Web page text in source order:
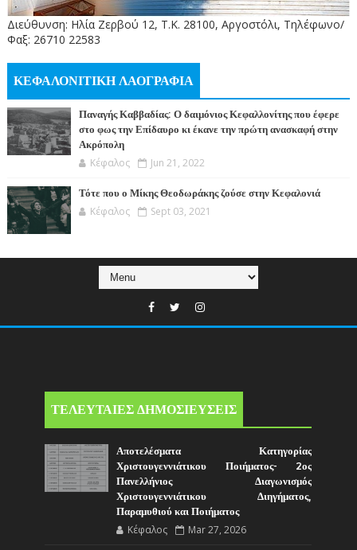
Διεύθυνση: Ηλία Ζερβού 12, Τ.Κ. 28100, Αργοστόλι, Τηλέφωνο/
Φαξ: 26710 22583
ΚΕΦΑΛΟΝΙΤΙΚΗ ΛΑΟΓΡΑΦΙΑ
Παναγής Καββαδίας: Ο δαιμόνιος Κεφαλλονίτης που έφερε
στο φως την Επίδαυρο κι έκανε την πρώτη ανασκαφή στην
Ακρόπολη
Κέφαλος Jun 21, 2022
Τότε που ο Μίκης Θεοδωράκης ζούσε στην Κεφαλονιά
Κέφαλος Sept 03, 2021
ΤΕΛΕΥΤΑΙΕΣ ΔΗΜΟΣΙΕΥΣΕΙΣ
Αποτελέσματα Κατηγορίας
Χριστουγεννιάτικου Ποιήματος- 2ος
Πανελλήνιος Διαγωνισμός
Χριστουγεννιάτικου Διηγήματος,
Παραμυθιού και Ποιήματος
Κέφαλος Mar 27, 2026